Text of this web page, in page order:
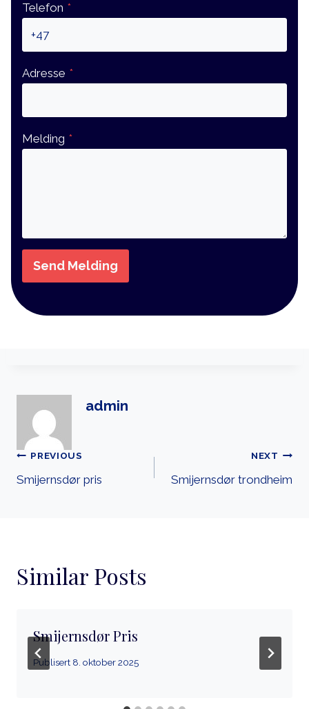
Telefon *
Adresse *
Melding *
Send Melding
admin
Innleggsnavigasjon
PREVIOUS
Smijernsdør pris
NEXT
Smijernsdør trondheim
Similar Posts
Smijernsdør Pris
Publisert 8. oktober 2025